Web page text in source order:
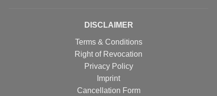
DISCLAIMER
Terms & Conditions
Right of Revocation
Privacy Policy
Imprint
Cancellation Form